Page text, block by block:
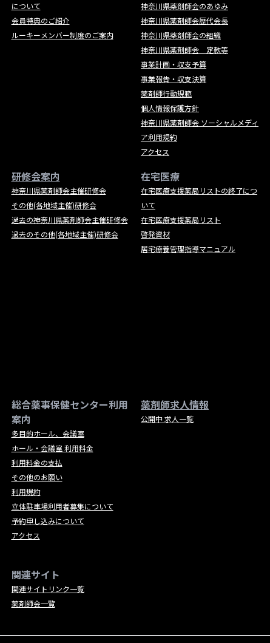
について
会員特典のご紹介
ルーキーメンバー制度のご案内
神奈川県薬剤師会のあゆみ
神奈川県薬剤師会歴代会長
神奈川県薬剤師会の組織
神奈川県薬剤師会 定款等
事業計画・収支予算
事業報告・収支決算
薬剤師行動規範
個人情報保護方針
神奈川県薬剤師会 ソーシャルメディ
ア利用規約
アクセス
研修会案内
神奈川県薬剤師会主催研修会
その他(各地域主催)研修会
過去の神奈川県薬剤師会主催研修会
過去のその他(各地域主催)研修会
在宅医療
在宅医療支援薬局リストの終了につ
いて
在宅医療支援薬局リスト
啓発資材
居宅療養管理指導マニュアル
総合薬事保健センター利用
案内
多目的ホール、会議室
ホール・会議室 利用料金
利用料金の支払
その他のお願い
利用規約
立体駐車場利用者募集について
予約申し込みについて
アクセス
薬剤師求人情報
公開中 求人一覧
関連サイト
関連サイトリンク一覧
薬剤師会一覧